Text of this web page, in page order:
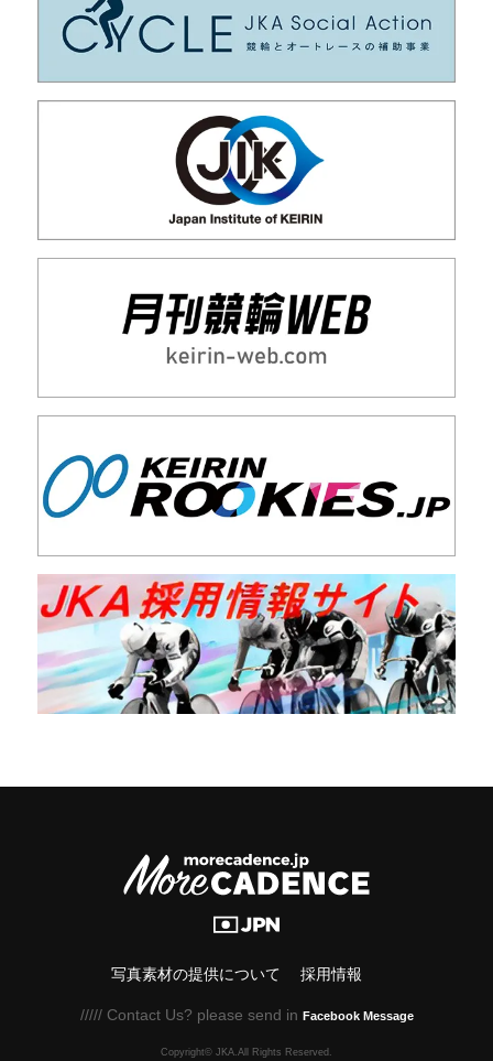
写真素材の提供について 採用情報
///// Contact Us? please send in Facebook Message
Copyright© JKA.All Rights Reserved.